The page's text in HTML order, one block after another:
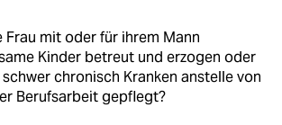
Frau mit oder für ihrem Mann
Kinder betreut und erzogen oder
schwer chronisch Kranken anstelle von
Berufsarbeit gepflegt?